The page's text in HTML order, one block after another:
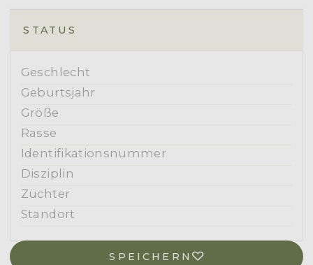
STATUS
Geschlecht
Geburtsjahr
Größe
Rasse
Identifikationsnummer
Disziplin
Züchter
Standort
SPEICHERN